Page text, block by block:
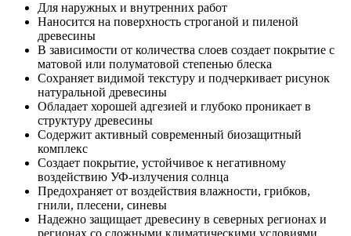
Для наружных и внутренних работ
Наносится на поверхность строганой и пиленой
древесины
В зависимости от количества слоев создает покрытие с
матовой или полуматовой степенью блеска
Сохраняет видимой текстуру и подчеркивает рисунок
натуральной древесины
Обладает хорошей адгезией и глубоко проникает в
структуру древесины
Содержит активный современный биозащитный
комплекс
Создает покрытие, устойчивое к негативному
воздействию УФ-излучения солнца
Предохраняет от воздействия влажности, грибков,
гнили, плесени, синевы
Надежно защищает древесину в северных регионах и